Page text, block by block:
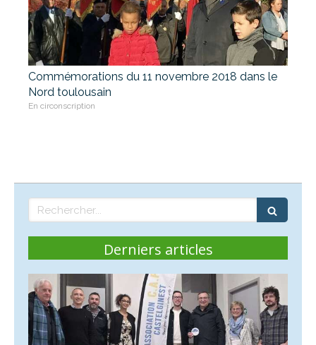
Commémorations du 11 novembre 2018 dans le
Nord toulousain
En circonscription
Rechercher
Derniers articles